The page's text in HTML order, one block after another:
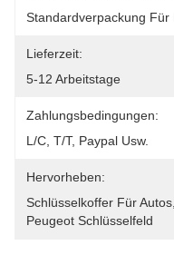
Standardverpackung Für
Lieferzeit:
5-12 Arbeitstage
Zahlungsbedingungen:
L/C, T/T, Paypal Usw.
Hervorheben:
Schlüsselkoffer Für Autos
Peugeot Schlüsselfeld